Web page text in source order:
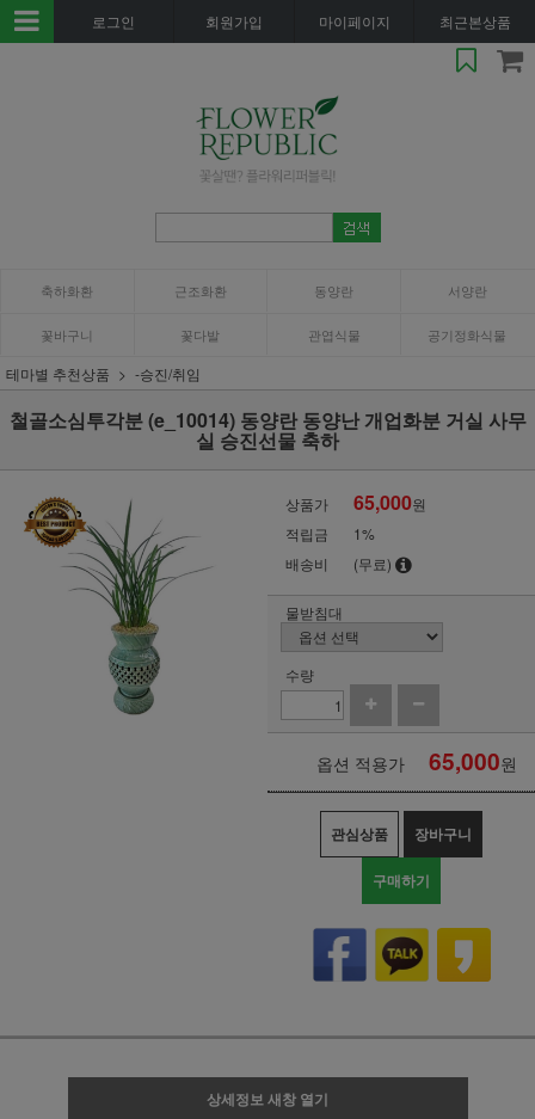
로그인 회원가입 마이페이지 최근본상품
축하화환 근조화환 동양란 서양란
꽃바구니 꽃다발 관엽식물 공기정화식물
테마별 추천상품 -승진/취임
철골소심투각분 (e_10014) 동양란 동양난 개업화분 거실 사무
실 승진선물 축하
상품가 65,000원
적립금
1%
배송비
(무료)
물받침대
수량
옵션 적용가 65,000원
관심상품 장바구니
구매하기
상세정보 새창 열기